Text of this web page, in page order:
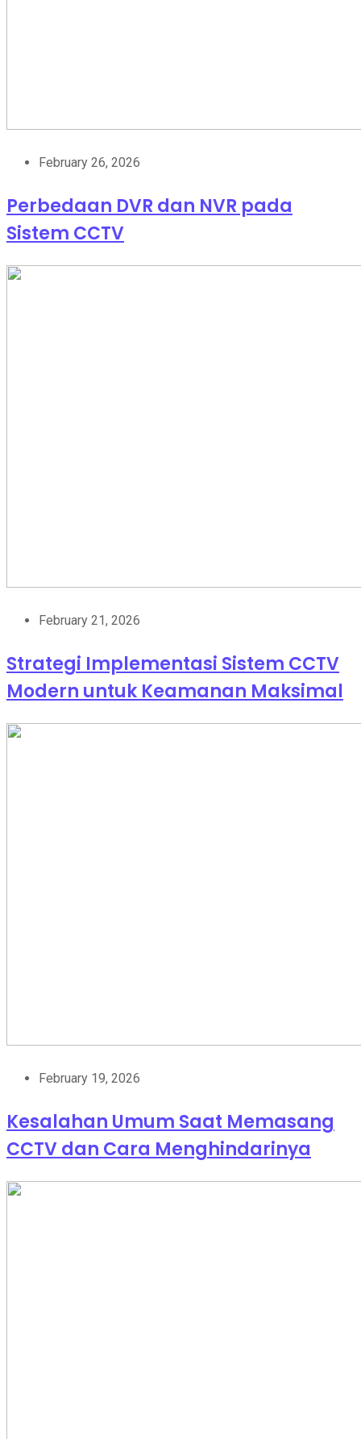
February 26, 2026
Perbedaan DVR dan NVR pada
Sistem CCTV
February 21, 2026
Strategi Implementasi Sistem CCTV
Modern untuk Keamanan Maksimal
February 19, 2026
Kesalahan Umum Saat Memasang
CCTV dan Cara Menghindarinya